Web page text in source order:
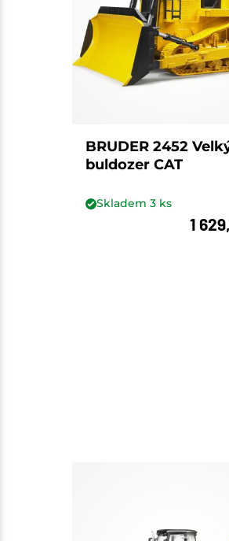
BRUDER 2452
buldozer CAT
Skladem3 ks
1